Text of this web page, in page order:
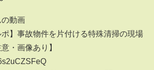
動画
ポ】事故物件を片付ける特殊清掃の現場
・画像あり】